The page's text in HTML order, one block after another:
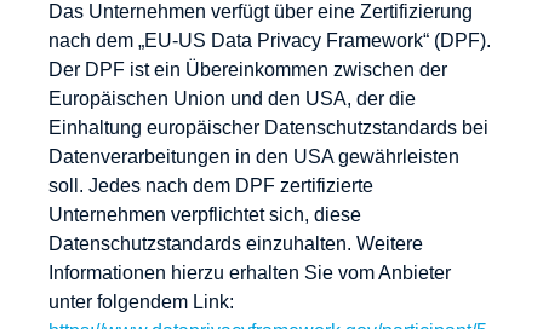
Das Unternehmen verfügt über eine Zertifizierung
nach dem „EU-US Data Privacy Framework“ (DPF).
Der DPF ist ein Übereinkommen zwischen der
Europäischen Union und den USA, der die
Einhaltung europäischer Datenschutzstandards bei
Datenverarbeitungen in den USA gewährleisten
soll. Jedes nach dem DPF zertifizierte
Unternehmen verpflichtet sich, diese
Datenschutzstandards einzuhalten. Weitere
Informationen hierzu erhalten Sie vom Anbieter
unter folgendem Link: